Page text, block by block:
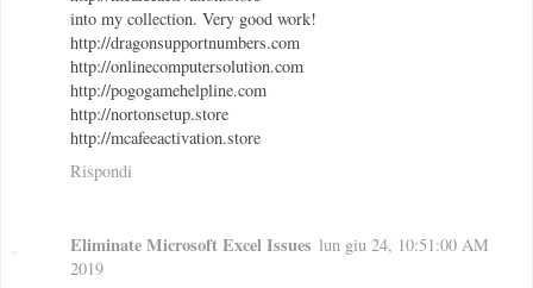
into my collection. Very good work!
http://dragonsupportnumbers.com
http://onlinecomputersolution.com
http://pogogamehelpline.com
http://nortonsetup.store
http://mcafeeactivation.store
Rispondi
Eliminate Microsoft Excel Issues lun giu 24, 10:51:00 AM
2019